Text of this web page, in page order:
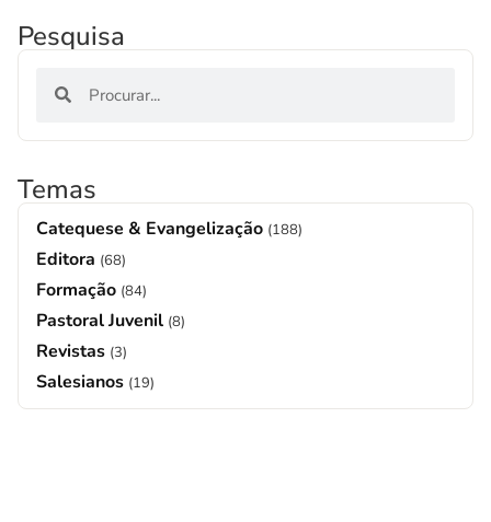
Pesquisa
Temas
Catequese & Evangelização (188)
Editora (68)
Formação (84)
Pastoral Juvenil (8)
Revistas (3)
Salesianos (19)